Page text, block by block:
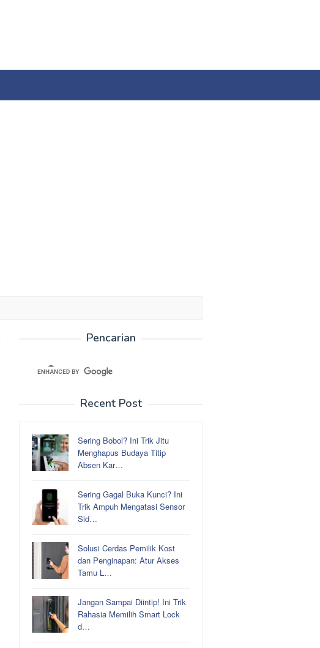
Pencarian
Recent Post
Sering Bobol? Ini Trik Jitu
Menghapus Budaya Titip
Absen Kar…
Sering Gagal Buka Kunci? Ini
Trik Ampuh Mengatasi Sensor
Sid…
Solusi Cerdas Pemilik Kost
dan Penginapan: Atur Akses
Tamu L…
Jangan Sampai Diintip! Ini Trik
Rahasia Memilih Smart Lock
d…